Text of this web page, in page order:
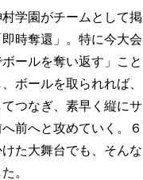
学園がチームとして掲
時奪還」。特に今大会
ールを奪い返す」こと
ボールを取られれば、
つなぎ、素早く縦にサ
前へと攻めていく。６
た大舞台でも、そんな
。